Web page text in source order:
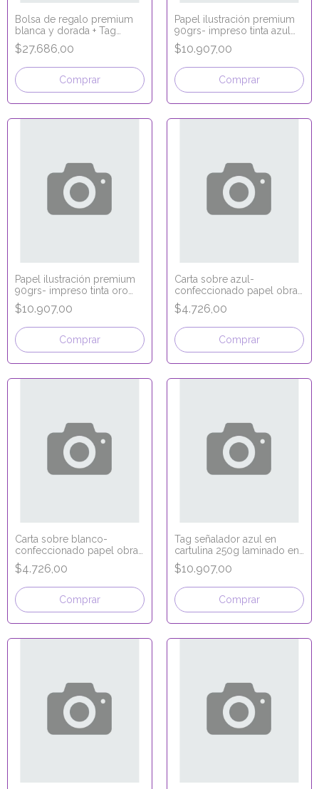
Bolsa de regalo premium
blanca y dorada + Tag
señalador 25x14x33 Crema
$27.686,00
Comprar
Papel ilustración premium
90grs- impreso tinta azul
70x100
$10.907,00
Comprar
Papel ilustración premium
90grs- impreso tinta oro
70x100
$10.907,00
Comprar
Carta sobre azul-
confeccionado papel obra
16x11,5
$4.726,00
Comprar
Carta sobre blanco-
confeccionado papel obra
16x11,5
$4.726,00
Comprar
Tag señalador azul en
cartulina 250g laminado en
polipropileno 15zx5
$10.907,00
Comprar